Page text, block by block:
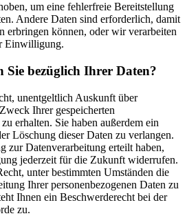
um eine fehlerfreie Bereitstellung
Andere Daten sind erforderlich, damit
erbringen können, oder wir verarbeiten
Einwilligung.
Sie bezüglich Ihrer Daten?
unentgeltlich Auskunft über
Ihrer gespeicherten
erhalten. Sie haben außerdem ein
Löschung dieser Daten zu verlangen.
zur Datenverarbeitung erteilt haben,
jederzeit für die Zukunft widerrufen.
unter bestimmten Umständen die
Ihrer personenbezogenen Daten zu
Ihnen ein Beschwerderecht bei der
zu.